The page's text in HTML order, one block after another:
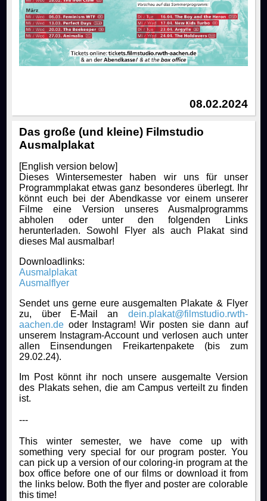
08.02.2024
Das große (und kleine) Filmstudio
Ausmalplakat
[English version below]
Dieses Wintersemester haben wir uns für unser
Programmplakat etwas ganz besonderes überlegt. Ihr
könnt euch bei der Abendkasse vor einem unserer
Filme eine Version unseres Ausmalprogramms
abholen oder unter den folgenden Links
herunterladen. Sowohl Flyer als auch Plakat sind
dieses Mal ausmalbar!
Downloadlinks:
Ausmalplakat
Ausmalflyer
Sendet uns gerne eure ausgemalten Plakate & Flyer
zu, über E-Mail an dein.plakat@filmstudio.rwth-
aachen.de oder Instagram! Wir posten sie dann auf
unserem Instagram-Account und verlosen auch unter
allen Einsendungen Freikartenpakete (bis zum
29.02.24).
Im Post könnt ihr noch unsere ausgemalte Version
des Plakats sehen, die am Campus verteilt zu finden
ist.
---
This winter semester, we have come up with
something very special for our program poster. You
can pick up a version of our coloring-in program at the
box office before one of our films or download it from
the links below. Both the flyer and poster are colorable
this time!